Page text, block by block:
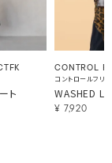
ト
CONTROL
コントロールフリ
WASHED
¥ 7,920